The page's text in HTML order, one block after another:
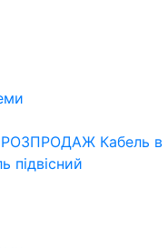
РОЗПРОДАЖ Кабель в
підвісний